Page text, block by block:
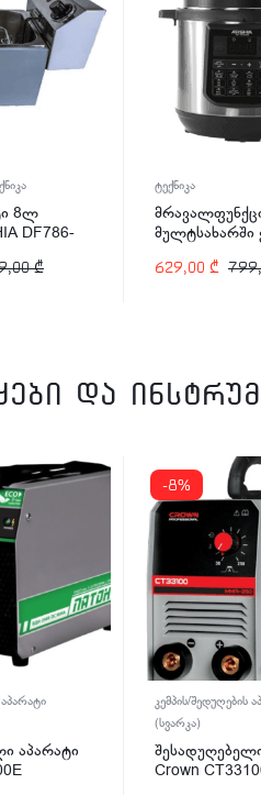
8ლ
DF786-
₾
ტექნიკა
მულტსახარში
ვტ
629,00 ₾
და
აპარატი
აპარატი
-8%
კემპის/შედუღების
(სვარკა)
Crown